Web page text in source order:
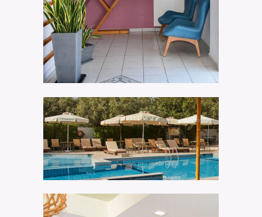
Klonos Anna Hotel
Relax & Swim
Klonos Anna Hotel